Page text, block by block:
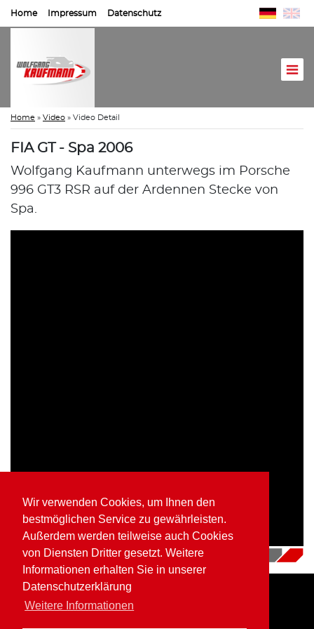
Wir verwenden Cookies, um Ihnen den
bestmöglichen Service zu gewährleisten.
Außerdem werden teilweise auch Cookies
von Diensten Dritter gesetzt. Weitere
Informationen erhalten Sie in unserer
Datenschutzerklärung
Weitere Informationen
Home Impressum Datenschutz
Home » Video » Video Detail
FIA GT - Spa 2006
Wolfgang Kaufmann unterwegs im Porsche
996 GT3 RSR auf der Ardennen Stecke von
Spa.
04.07.2018
Home Impressum